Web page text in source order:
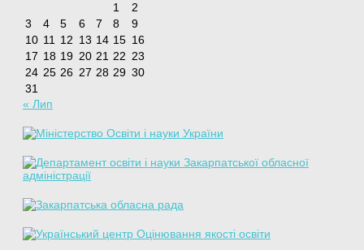
1
2
3
4 5 6 7 8
9
10 11 12 13 14 15 16
17 18 19 20 21 22 23
24 25 26 27 28 29 30
31
« Лип